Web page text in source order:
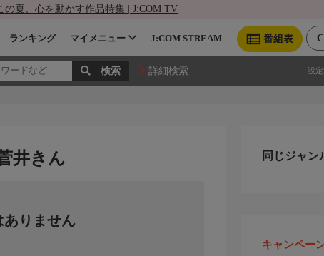
の夏、心を動かす作品特集 | J:COM TV
番組表
ランキング マイメニュー J:COM STREAM
詳細検索 設定
井きん
りません
同じジャン
キャンペー